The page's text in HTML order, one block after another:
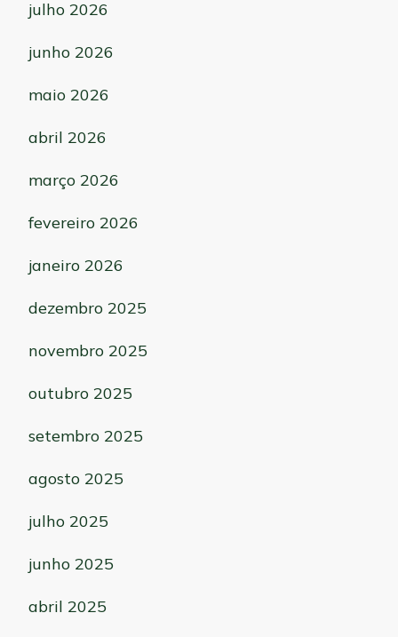
julho 2026
junho 2026
maio 2026
abril 2026
março 2026
fevereiro 2026
janeiro 2026
dezembro 2025
novembro 2025
outubro 2025
setembro 2025
agosto 2025
julho 2025
junho 2025
abril 2025